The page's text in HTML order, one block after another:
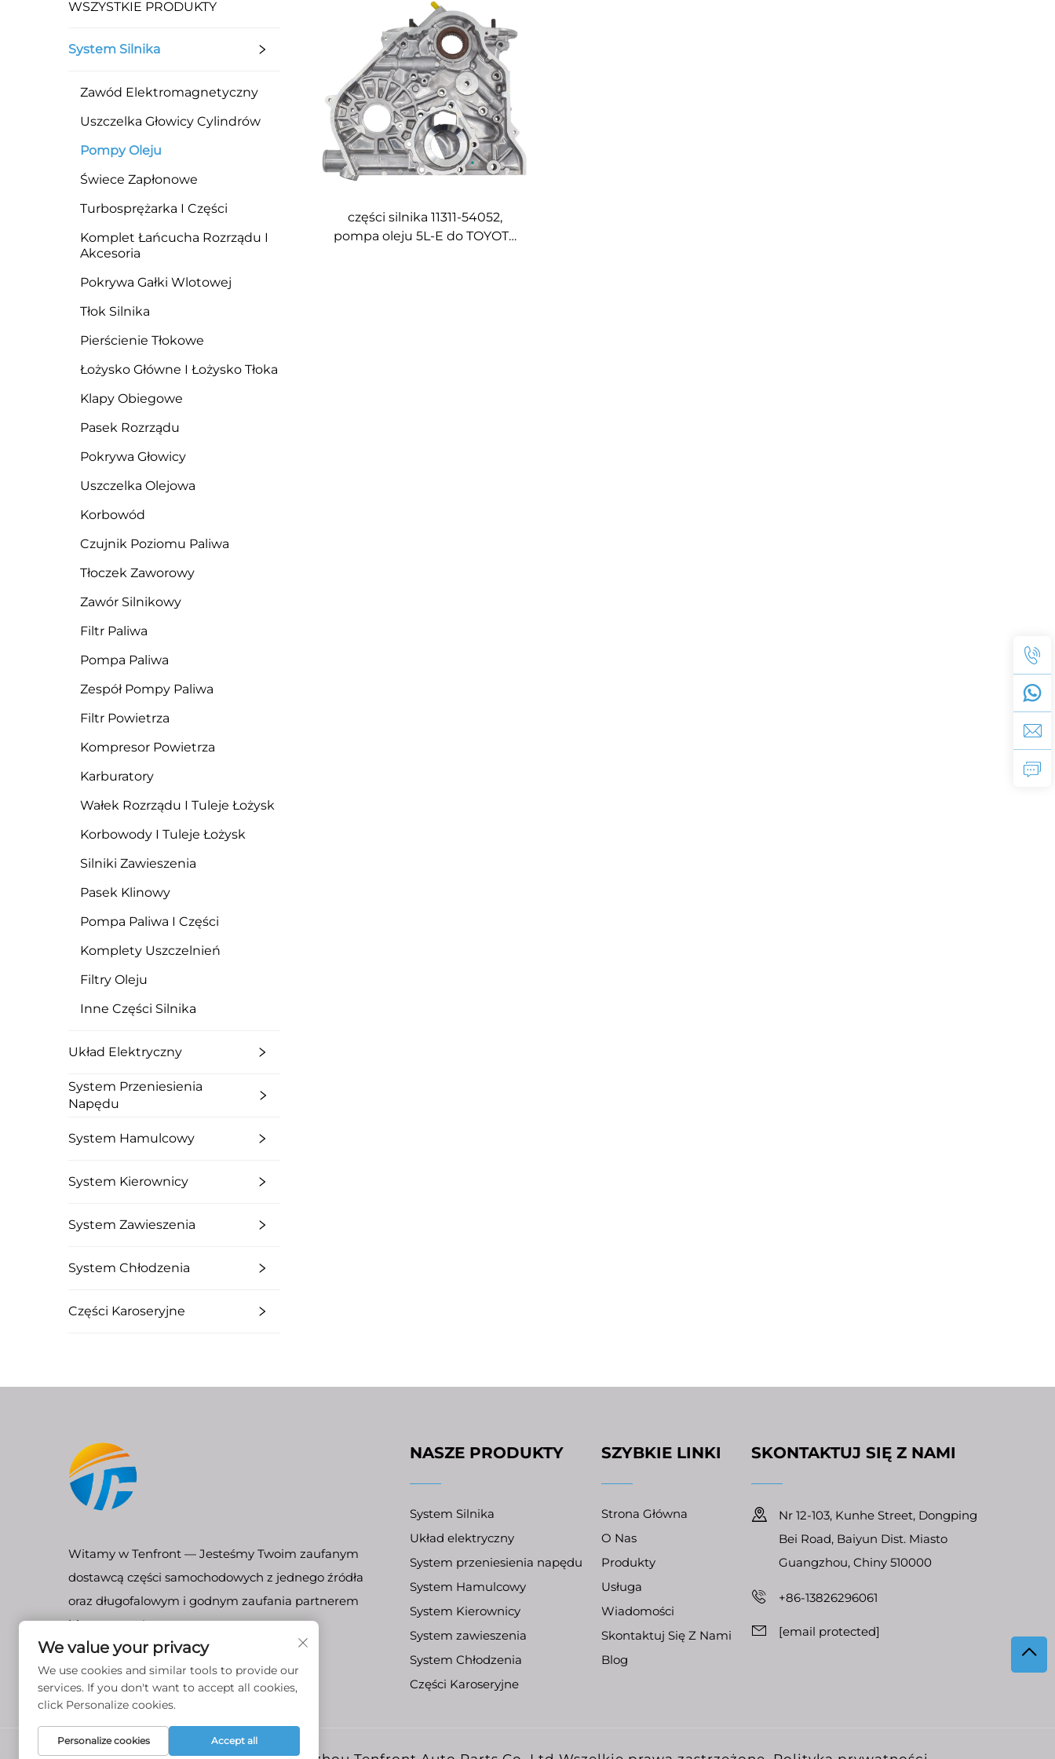
WSZYSTKIE PRODUKTY
System Silnika
Zawód Elektromagnetyczny
Uszczelka Głowicy Cylindrów
Pompy Oleju
Świece Zapłonowe
Turbosprężarka I Części
Komplet Łańcucha Rozrządu I
Akcesoria
Pokrywa Gałki Wlotowej
Tłok Silnika
Pierścienie Tłokowe
Łożysko Główne I Łożysko Tłoka
Klapy Obiegowe
Pasek Rozrządu
Pokrywa Głowicy
Uszczelka Olejowa
Korbowód
Czujnik Poziomu Paliwa
Tłoczek Zaworowy
Zawór Silnikowy
Filtr Paliwa
Pompa Paliwa
Zespół Pompy Paliwa
Filtr Powietrza
Kompresor Powietrza
Karburatory
Wałek Rozrządu I Tuleje Łożysk
Korbowody I Tuleje Łożysk
Silniki Zawieszenia
Pasek Klinowy
Pompa Paliwa I Części
Komplety Uszczelnień
Filtry Oleju
Inne Części Silnika
Układ Elektryczny
System Przeniesienia
Napędu
System Hamulcowy
System Kierownicy
System Zawieszenia
System Chłodzenia
Części Karoseryjne
części silnika 11311-54052,
pompa oleju 5L-E do TOYOTA
Witamy w Tenfront — Jesteśmy Twoim zaufanym
dostawcą części samochodowych z jednego źródła
oraz długofalowym i godnym zaufania partnerem
biznesowym!
NASZE PRODUKTY
System Silnika
Układ elektryczny
System przeniesienia napędu
System Hamulcowy
System Kierownicy
System zawieszenia
System Chłodzenia
Części Karoseryjne
SZYBKIE LINKI
Strona Główna
O Nas
Produkty
Usługa
Wiadomości
Skontaktuj Się Z Nami
Blog
SKONTAKTUJ SIĘ Z NAMI
Nr 12-103, Kunhe Street, Dongping
Bei Road, Baiyun Dist. Miasto
Guangzhou, Chiny 510000
+86-13826296061
[email protected]
We value your privacy
We use cookies and similar tools to provide our
services. If you don't want to accept all cookies,
click Personalize cookies.
Personalize cookies Accept all